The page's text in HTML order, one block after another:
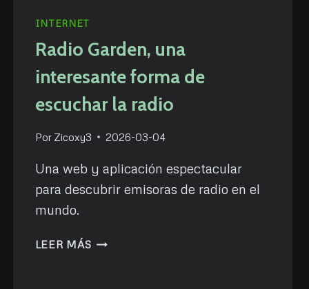
INTERNET
Radio Garden, una
interesante forma de
escuchar la radio
Por Zicoxy3 2026-03-04
Una web y aplicación espectacular
para descubrir emisoras de radio en el
mundo.
LEER MÁSRADIO